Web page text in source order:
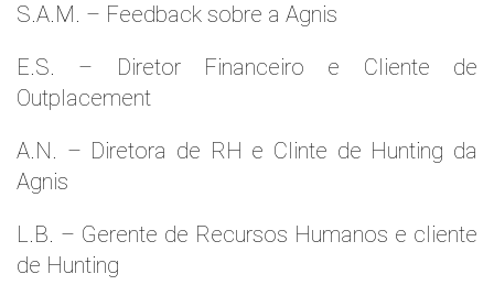
S.A.M. – Feedback sobre a Agnis
E.S. – Diretor Financeiro e Cliente de
Outplacement
A.N. – Diretora de RH e Clinte de Hunting da
Agnis
L.B. – Gerente de Recursos Humanos e cliente
de Hunting